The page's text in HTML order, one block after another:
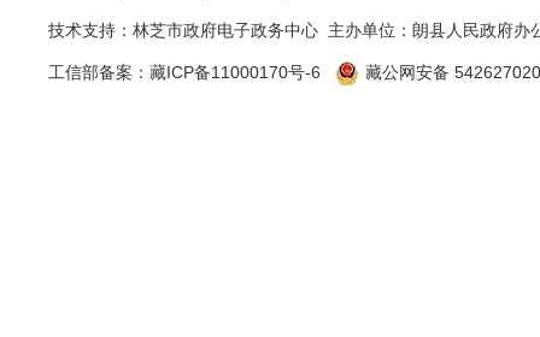
技术支持：林芝市政府电子政务中心 主办单位：朗县人民政府办
工信部备案： 藏ICP备11000170号-6 藏公网安备